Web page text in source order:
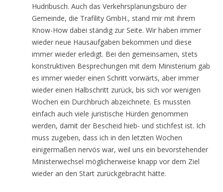
Hudribusch. Auch das Verkehrsplanungsbüro der
Gemeinde, die Trafility GmbH., stand mir mit ihrem
Know-How dabei ständig zur Seite. Wir haben immer
wieder neue Hausaufgaben bekommen und diese
immer wieder erledigt. Bei den gemeinsamen, stets
konstruktiven Besprechungen mit dem Ministerium gab
es immer wieder einen Schritt vorwärts, aber immer
wieder einen Halbschritt zurück, bis sich vor wenigen
Wochen ein Durchbruch abzeichnete. Es mussten
einfach auch viele juristische Hürden genommen
werden, damit der Bescheid hieb- und stichfest ist. Ich
muss zugeben, dass ich in den letzten Wochen
einigermaßen nervös war, weil uns ein bevorstehender
Ministerwechsel möglicherweise knapp vor dem Ziel
wieder an den Start zurückgebracht hätte.